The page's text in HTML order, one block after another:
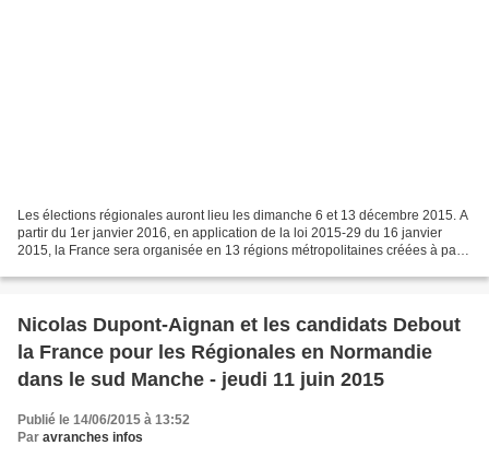
Les élections régionales auront lieu les dimanche 6 et 13 décembre 2015. A
partir du 1er janvier 2016, en application de la loi 2015-29 du 16 janvier
2015, la France sera organisée en 13 régions métropolitaines créées à partir
Nicolas Dupont-Aignan et les candidats Debout
la France pour les Régionales en Normandie
dans le sud Manche - jeudi 11 juin 2015
Publié le 14/06/2015 à 13:52
Par avranches infos